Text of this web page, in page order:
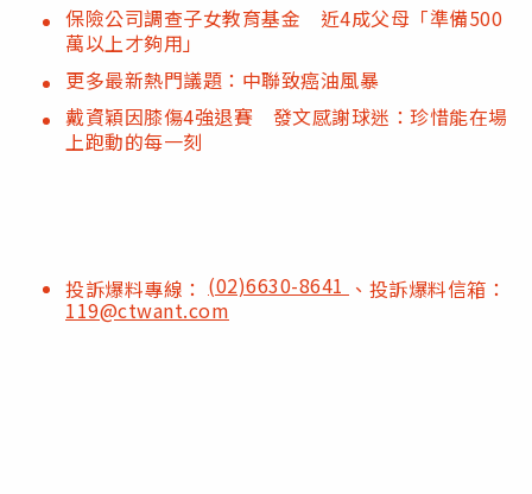
保險公司調查子女教育基金 近4成父母「準備500
萬以上才夠用」
更多最新熱門議題：中聯致癌油風暴
戴資穎因膝傷4強退賽 發文感謝球迷：珍惜能在場
上跑動的每一刻
投訴爆料專線： (02)6630-8641 、投訴爆料信箱：
119@ctwant.com